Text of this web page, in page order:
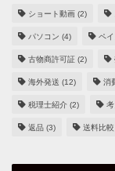
ショート動画 (2)
パソコン (4) ペ
古物商許可証 (2)
海外発送 (12) 消
税理士紹介 (2)
返品 (3) 送料比較